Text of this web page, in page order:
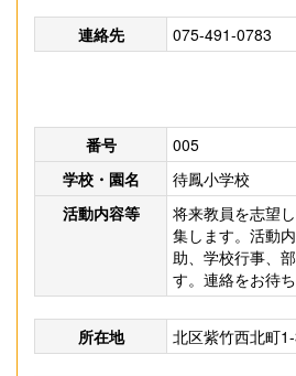
連絡先 075-491-0783
番号
005
学校・園名
待鳳小学校
活動内容等
将来教員を志望
集します。活動
助、学校行事、
す。連絡をお待ち
所在地 北区紫竹西北町